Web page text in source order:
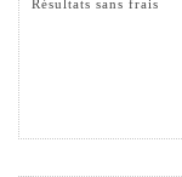
Résultats sans frais